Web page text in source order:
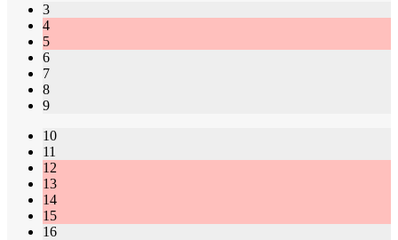
3
4
5
6
7
8
9
10
11
12
13
14
15
16